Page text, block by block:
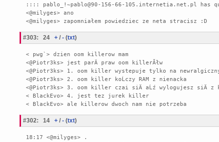
:::: pablo_!~pablo@90-156-66-105.internetia.net.pl has
<@milyges> ano
#303: 24 + / - (txt)
< pwg`> dzien oom killerow mam
<@Piotr3ks> jest parÄ praw oom killerĂłw
<@Piotr3ks> 1. oom killer wystepuje tylko na
<@Piotr3ks> 2. oom killer koĹczy RAM z nienacka
<@Piotr3ks> 3. oom killer czai siÄ aĹź wylogujesz siÄ z
< BlackEvo> 4. jest tez jurek killer
#302: 14 + / - (txt)
18:17 <@milyges> .